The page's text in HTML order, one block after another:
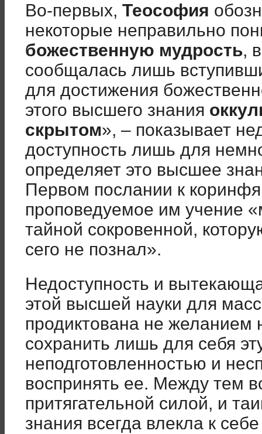
Во-первых, Теософия
некоторые неправильно
божественную мудрость,
сообщалась лишь
для достижения
этого высшего знания
скрытом», – показывает
доступность лишь для
определяет это высшее
Первом послании к
проповедуемое им учение
тайной сокровенной,
сего не познал».
Недоступность и
этой высшей науки для
продиктована не желанием
сохранить лишь для себя
неподготовленностью и
воспринять ее. Между тем
притягательной силой, и
знания всегда влекла к